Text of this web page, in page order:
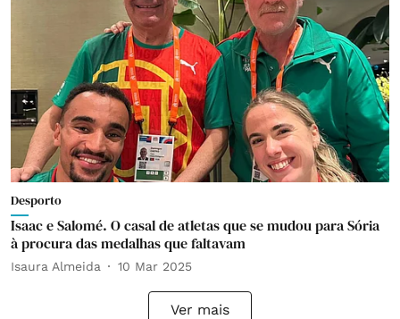
Desporto
Isaac e Salomé. O casal de atletas que se mudou para Sória
à procura das medalhas que faltavam
Isaura Almeida 10 Mar 2025
Ver mais